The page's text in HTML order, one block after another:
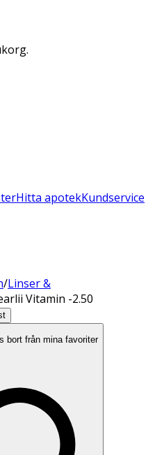
Hitta apotekKundservice
/Linser &
Vitamin -2.50
bort från mina favoriter